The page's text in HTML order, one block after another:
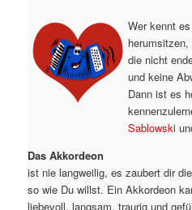
Wer kennt
die nicht
und keine
Dann ist es
Sablowski
Das Akkordeon
ist nie langweilig, es zaubert dir
so wie Du willst. Ein Akkordeon
liebevoll, langsam, traurig und